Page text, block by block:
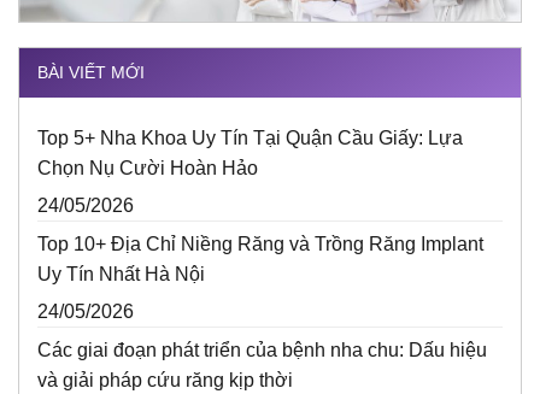
BÀI VIẾT MỚI
Top 5+ Nha Khoa Uy Tín Tại Quận Cầu Giấy: Lựa
Chọn Nụ Cười Hoàn Hảo
24/05/2026
Top 10+ Địa Chỉ Niềng Răng và Trồng Răng Implant
Uy Tín Nhất Hà Nội
24/05/2026
Các giai đoạn phát triển của bệnh nha chu: Dấu hiệu
và giải pháp cứu răng kịp thời